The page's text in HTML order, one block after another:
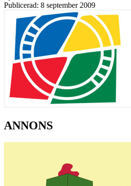
Publicerad: 8 september 2009
ANNONS